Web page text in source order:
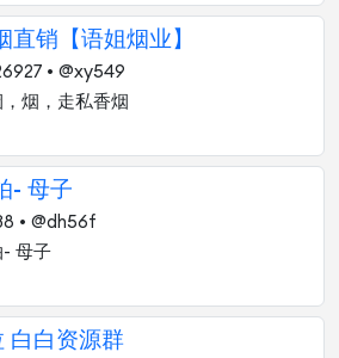
直销【语姐烟业】
• @xy549
烟，走私香烟
- 母子
• @dh56f
- 母子
白白资源群